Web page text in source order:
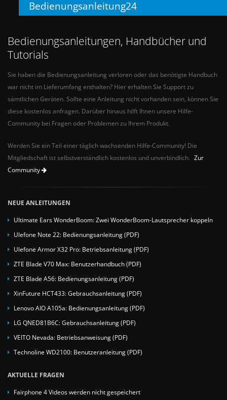
Bedienungsanleitung24
Bedienungsanleitungen, Handbücher und
Tutorials
Sie haben die Bedienungsanleitung verloren oder das benötigte Handbuch
war nicht im Lieferumfang enthalten? Hier erhalten Sie Support zu
sämtlichen Geräten. Sollte eine Anleitung nicht vorhanden sein, können Sie
diese kostenlos anfragen. Darüber hinaus hilft Ihnen unsere Hilfe-
Community bei Fragen oder Problemen zu Ihrem Produkt.
Werden Sie ein Teil einer täglich wachsenden Hilfe-Community! Die
Mitgliedschaft ist selbstverständlich kostenlos und unverbindlich. Zur
Community
NEUE ANLEITUNGEN
Ultimate Ears WonderBoom: Zwei WonderBoom-Lautsprecher koppeln
Ulefone Note 22: Bedienungsanleitung (PDF)
Ulefone Armor X32 Pro: Betriebsanleitung (PDF)
ZTE Blade V70 Max: Benutzerhandbuch (PDF)
ZTE Blade A56: Bedienungsanleitung (PDF)
XinFuture HCT433: Gebrauchsanleitung (PDF)
Lenovo AIO A105a: Bedienungsanleitung (PDF)
LG QNED81B6C: Gebrauchsanleitung (PDF)
VEITO Nevada: Betriebsanweisung (PDF)
Technoline WD2100: Benutzeranleitung (PDF)
AKTUELLE FRAGEN
Fairphone 4 Videos werden nicht gespeichert